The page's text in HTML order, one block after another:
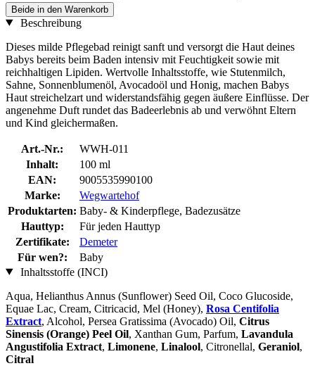
Beide in den Warenkorb
Beschreibung
Dieses milde Pflegebad reinigt sanft und versorgt die Haut deines
Babys bereits beim Baden intensiv mit Feuchtigkeit sowie mit
reichhaltigen Lipiden. Wertvolle Inhaltsstoffe, wie Stutenmilch,
Sahne, Sonnenblumenöl, Avocadoöl und Honig, machen Babys
Haut streichelzart und widerstandsfähig gegen äußere Einflüsse. Der
angenehme Duft rundet das Badeerlebnis ab und verwöhnt Eltern
und Kind gleichermaßen.
Art.-Nr.:
WWH-011
Inhalt:
100 ml
EAN:
9005535990100
Marke:
Wegwartehof
Produktarten: Baby- & Kinderpflege, Badezusätze
Hauttyp:
Für jeden Hauttyp
Zertifikate:
Demeter
Für wen?:
Baby
Inhaltsstoffe (INCI)
Aqua, Helianthus Annus (Sunflower) Seed Oil, Coco Glucoside,
Equae Lac, Cream, Citricacid, Mel (Honey), Rosa Centifolia
Extract, Alcohol, Persea Gratissima (Avocado) Oil, Citrus
Sinensis (Orange) Peel Oil, Xanthan Gum, Parfum, Lavandula
Angustifolia Extract, Limonene, Linalool, Citronellal, Geraniol,
Citral